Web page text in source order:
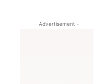
- Advertisement -